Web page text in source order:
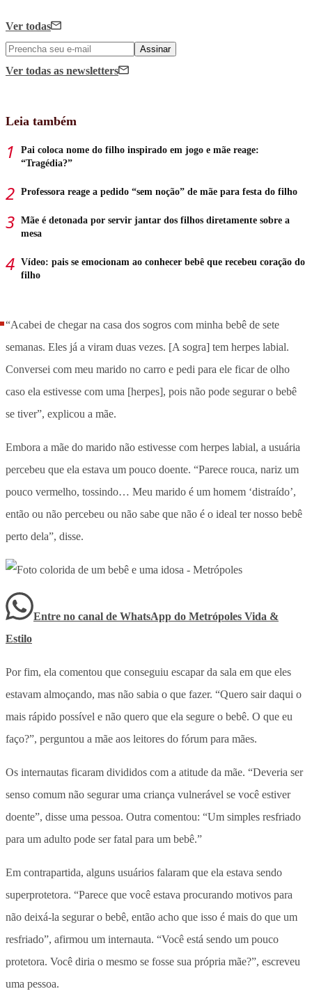
Ver todas
Assinar
Ver todas as newsletters
Leia também
Pai coloca nome do filho inspirado em jogo e mãe reage:
“Tragédia?”
Professora reage a pedido “sem noção” de mãe para festa do filho
Mãe é detonada por servir jantar dos filhos diretamente sobre a
mesa
Vídeo: pais se emocionam ao conhecer bebê que recebeu coração do
filho
“Acabei de chegar na casa dos sogros com minha bebê de sete
semanas. Eles já a viram duas vezes. [A sogra] tem herpes labial.
Conversei com meu marido no carro e pedi para ele ficar de olho
caso ela estivesse com uma [herpes], pois não pode segurar o bebê
se tiver”, explicou a mãe.
Embora a mãe do marido não estivesse com herpes labial, a usuária
percebeu que ela estava um pouco doente. “Parece rouca, nariz um
pouco vermelho, tossindo… Meu marido é um homem ‘distraído’,
então ou não percebeu ou não sabe que não é o ideal ter nosso bebê
perto dela”, disse.
Entre no canal de WhatsApp do Metrópoles Vida &
Estilo
Por fim, ela comentou que conseguiu escapar da sala em que eles
estavam almoçando, mas não sabia o que fazer. “Quero sair daqui o
mais rápido possível e não quero que ela segure o bebê. O que eu
faço?”, perguntou a mãe aos leitores do fórum para mães.
Os internautas ficaram divididos com a atitude da mãe. “Deveria ser
senso comum não segurar uma criança vulnerável se você estiver
doente”, disse uma pessoa. Outra comentou: “Um simples resfriado
para um adulto pode ser fatal para um bebê.”
Em contrapartida, alguns usuários falaram que ela estava sendo
superprotetora. “Parece que você estava procurando motivos para
não deixá-la segurar o bebê, então acho que isso é mais do que um
resfriado”, afirmou um internauta. “Você está sendo um pouco
protetora. Você diria o mesmo se fosse sua própria mãe?”, escreveu
uma pessoa.